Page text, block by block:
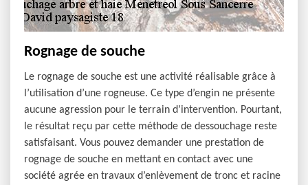
Rognage de souche
Le rognage de souche est une activité réalisable grâce à
l’utilisation d’une rogneuse. Ce type d’engin ne présente
aucune agression pour le terrain d’intervention. Pourtant,
le résultat reçu par cette méthode de dessouchage reste
satisfaisant. Vous pouvez demander une prestation de
rognage de souche en mettant en contact avec une
société agrée en travaux d’enlèvement de tronc et racine